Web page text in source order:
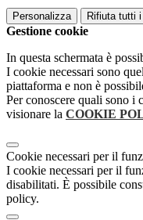
Personalizza Rifiuta tutti i
Gestione cookie
In questa schermata è
I cookie necessari sono
piattaforma e non è
Per conoscere quali sono i
visionare la COOKIE
Cookie necessari per il
I cookie necessari per il
disabilitati. È possibile
policy.